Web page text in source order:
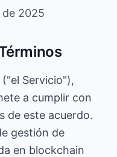
2025
Servicio"),
a cumplir con
de este acuerdo.
gestión de
en blockchain